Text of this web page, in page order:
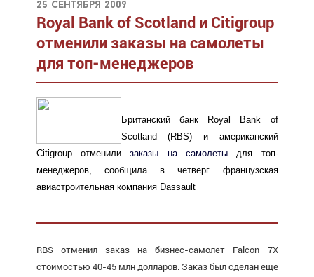
25 сентября 2009
Royal Bank of Scotland и Citigroup
отменили заказы на самолеты
для топ-менеджеров
Британский банк Royal Bank of
Scotland (RBS) и американский
Citigroup отменилизаказы на самолетыдля топ-
менеджеров, сообщила в четверг французская
авиастроительная компания Dassault
RBS отменил заказ на бизнес-самолет Falcon 7X
стоимостью 40-45 млн долларов. Заказ был сделан еще